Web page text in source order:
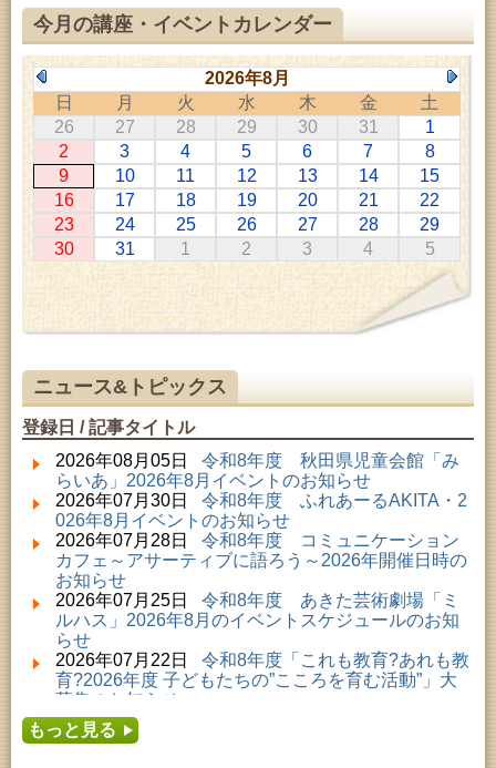
2026年06月06日 ～ 2026年10月17日 (秋田市)
令和8年度 あきたスマートカレッジD講座「防災講
座～自助力と共助力を高める～」
2026年06月27日 ～ 2026年09月05日 (秋田市)
令和8年度 あきたスマートカレッジB講座「熟議フ
ァシリテーター講座 ～熟議をつくろう！～」
2026年07月01日 ～ 2026年09月23日 (仙北市)
千葉克介写真展 ～自然の息吹～
2026年07月11日 ～ 2026年08月30日 (秋田市)
特別展「わけあって絶滅しました。展」
2026年07月14日 ～ 2026年08月23日 (秋田市)
子どもの読書活動推進事業「夏休みは図書館へ行こ
う－みんなの読みたい！知りたい！学びたい！をお
手伝いします－」（資料展示）
2026年07月25日 ～ 2026年09月06日 (美郷町)
美郷町学友館特別展「加藤明見 森に生きるツキノワ
グマ～1年の記録～」
乳幼児・青少年教育「夏休み資料展示」
2026年08月01日 ～ 2026年08月30日 (秋田市)
成人教育「研修室開放」
2026年08月01日 ～ 2026年08月23日 (秋田市)
子どもの読書活動推進事業「夏休みは図書館へ行こ
う－みんなの読みたい！知りたい！学びたい！をお
手伝いします－」（資料展示）
2026年08月01日 ～ 2026年08月16日 (秋田市)
音と会話を楽しむ朝の図書館
2026年08月01日 ～ 2026年08月23日 (秋田市)
乳幼児・青少年教育「図書館クイズラリー」
2026年08月01日 ～ 2026年09月23日 (秋田市)
おかえりなさい！佐竹本三十六歌仙絵とゆかりの名
品
2026年08月01日 ～ 2026年09月23日 (秋田市)
佐竹氏の名宝、雄大なる歴史を想う～武と雅～
2026年08月01日 ～ 2026年08月23日 (大館市)
2026年08月01日 ～ 2026年08月25日 (秋田市)
工房雑がみランド2026
今月の講座・イベントカレンダー
2026年8月
日
月 火 水 木 金
土
26
27 28 29 30 31
1
2
3 4 5 6 7
8
9
10 11 12 13 14
15
16
17 18 19 20 21
22
23
24 25 26 27 28
29
30
31 1 2 3 4 5
ニュース&トピックス
登録日 / 記事タイトル
2026年08月05日 令和8年度 秋田県児童会館「み
らいあ」2026年8月イベントのお知らせ
2026年07月30日 令和8年度 ふれあーるAKITA・2
026年8月イベントのお知らせ
2026年07月28日 令和8年度 コミュニケーション
カフェ～アサーティブに語ろう～2026年開催日時の
お知らせ
2026年07月25日 令和8年度 あきた芸術劇場「ミ
ルハス」2026年8月のイベントスケジュールのお知
らせ
2026年07月22日 令和8年度「これも教育?あれも教
育?2026年度 子どもたちの”こころを育む活動”」大
募集のお知らせ
2026年07月16日
夏休み親子体験教室」募集のお知らせ
もっと見る